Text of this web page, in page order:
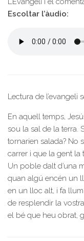
Castellano
English
Escoltar l’àudio:
Lectura de l’evangeli
En aquell temps,
sou la sal de la terra.
tornarien salada? No
carrer i que la gent la
Un poble dalt d’una
quan algú encén un
en un lloc alt, i fa
de resplendir la
el bé que heu obrat,